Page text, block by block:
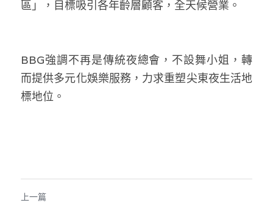
陳子遷律師專欄
溫志倫專欄
汪明欣專欄
區」，目標吸引各年齡層顧客，全天候營業。
BBG強調不再是傳統夜總會，不設舞小姐，轉
而提供多元化娛樂服務，力求重塑尖東夜生活地
標地位。
上一篇